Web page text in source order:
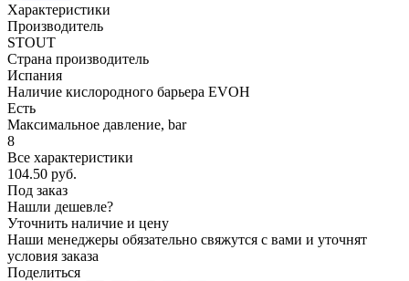
Характеристики
Производитель
STOUT
Страна производитель
Испания
Наличие кислородного барьера EVOH
Есть
Максимальное давление, bar
8
Все характеристики
104.50 руб.
Под заказ
Нашли дешевле?
Уточнить наличие и цену
Наши менеджеры обязательно свяжутся с вами и уточнят
условия заказа
Поделиться